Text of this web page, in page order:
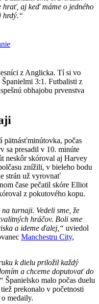
hrať, aj keď máme o jedného
hrdý.“
z Anglicka. Tí si vo
3:1. Futbalisti z
obhajobu prvenstva
pätnásťminútovka, počas
sa presadil v 10. minúte
neskôr skóroval aj Harvey
znížili, v bieleho bodu
strán už vyrovnať
čase pečatil skóre Elliot
z pokutového kopu.
turnaji. Vedeli sme, že
hráčov. Boli sme
a ideme ďalej,“ uviedol
Manchestru City,
k dielu priložil každý
a chceme doputovať do
Španielsko malo počas duelu
prekonalo v početnosti
medaily.